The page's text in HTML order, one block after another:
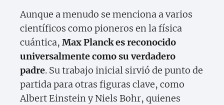
Aunque a menudo se menciona a varios
científicos como pioneros en la física
cuántica, Max Planck es reconocido
universalmente como su verdadero
padre. Su trabajo inicial sirvió de punto de
partida para otras figuras clave, como
Albert Einstein y Niels Bohr, quienes